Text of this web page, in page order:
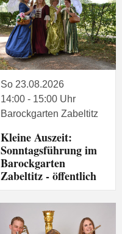
So 23.08.2026
14:00 - 15:00 Uhr
Barockgarten Zabeltitz
Kleine Auszeit:
Sonntagsführung im
Barockgarten
Zabeltitz - öffentlich